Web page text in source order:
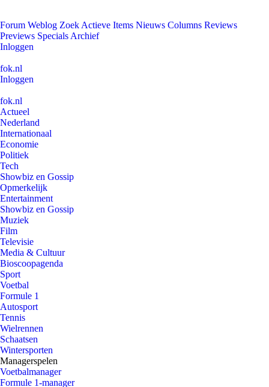
Forum Weblog Zoek Actieve Items Nieuws Columns Reviews
Previews Specials Archief
Inloggen
fok.nl
Inloggen
fok.nl
Actueel
Nederland
Internationaal
Economie
Politiek
Tech
Showbiz en Gossip
Opmerkelijk
Entertainment
Showbiz en Gossip
Muziek
Film
Televisie
Media & Cultuur
Bioscoopagenda
Sport
Voetbal
Formule 1
Autosport
Tennis
Wielrennen
Schaatsen
Wintersporten
Managerspelen
Voetbalmanager
Formule 1-manager